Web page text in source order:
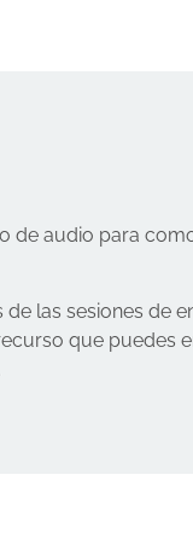
de audio para
las sesiones de
que puedes